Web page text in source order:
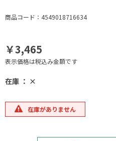
商品コード：4549018716634
￥3,465
表示価格は税込み金額です
在庫 ： ×
在庫がありません